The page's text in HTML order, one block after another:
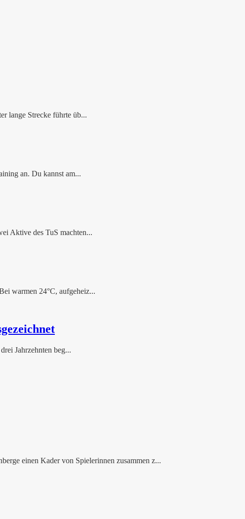
lange Strecke führte üb...
an. Du kannst am...
Aktive des TuS machten...
warmen 24°C, aufgeheiz...
Jahrzehnten beg...
einen Kader von Spielerinnen zusammen z...